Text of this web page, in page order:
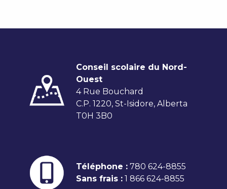
Conseil scolaire du Nord-
Ouest
4 Rue Bouchard
C.P. 1220, St-Isidore, Alberta
T0H 3B0
Téléphone : 780 624-8855
Sans frais : 1 866 624-8855